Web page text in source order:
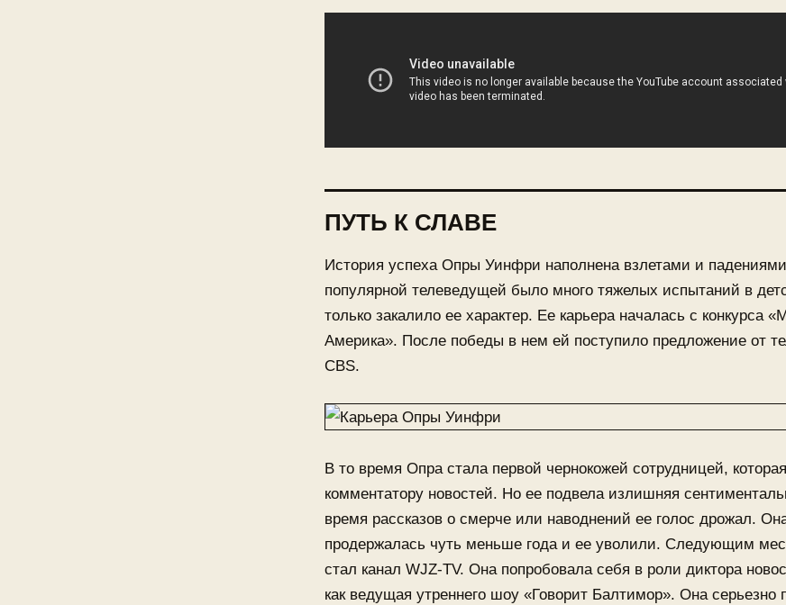
ПУТЬ К СЛАВЕ
История успеха Опры Уинфри наполнена взлетами и
популярной телеведущей было много тяжелых испытаний в
только закалило ее характер. Ее карьера началась с конкурса
Америка». После победы в нем ей поступило предложение от
CBS.
В то время Опра стала первой чернокожей сотрудницей,
комментатору новостей. Но ее подвела излишняя
время рассказов о смерче или наводнений ее голос дрожал.
продержалась чуть меньше года и ее уволили. Следующим
стал канал WJZ-TV. Она попробовала себя в роли диктора
как ведущая утреннего шоу «Говорит Балтимор». Она серьезно